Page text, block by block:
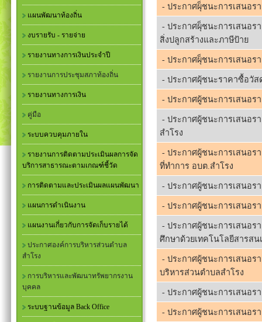
แผนพัฒนาท้องถิ่น
งบรายรับ - รายจ่าย
รายงานทางการเงินประจำปี
รายงานการประชุมสภาท้องถิ่น
รายงานทางการเงิน
คู่มือ
ระบบควบคุมภายใน
รายงานการติดตามประเมินผลการจัด
บริการสาธารณะตามเกณฑ์ชี้วัด
การติดตามและประเมินผลแผนพัฒนา
แผนการดำเนินงาน
แผนงานเกี่ยวกับการจัดเก็บรายได้
ประกาศองค์การบริหารส่วนตำบล
สำโรง
การบริหารและพัฒนาทรัพยากรงาน
บุคคล
ระบบฐานข้อมูล Back Office
- ประกาศผุ็ชนะการเสนอร
- ประกาศผุ็ชนะการเสนอร
สิ่งปลูกสร้างและภาษีป้าย
- ประกาศผุ็ชนะการเสนอร
- ประกาศผุ้ชนะราคาซื้อวั
- ประกาศผู้ชนะการเสนอร
- ประกาศผู้ชนะการเสนอร
สำโรง
- ประกาศผู้ชนะการเสนอร
ที่ทำการ อบต.สำโรง
- ประกาศผู้ชนะการเสนอ
- ประกาศผู้ชนะการเสนอ
- ประกาศผู้ชนะการเสนอ
ศึกษาด้วยเทคโนโลยีสารสน
- ประกาศผู้ชนะการเสนอร
บริหารส่วนตำบลสำโรง
- ประกาศผู้ชนะการเสนอร
- ประกาศผู้ชนะการเสนอร